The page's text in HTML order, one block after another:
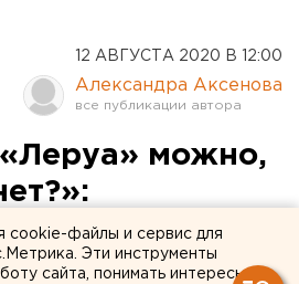
12 АВГУСТА 2020 В 12:00
Александра Аксенова
можно,
пояснили
cookie-файлы и сервис для
Эти инструменты
сайта, понимать интересы